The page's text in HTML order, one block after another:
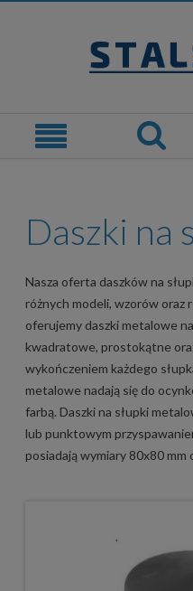
Daszki na
Nasza oferta daszków na
różnych modeli, wzorów oraz
oferujemy daszki metalowe
kwadratowe, prostokątne
wykończeniem każdego
metalowe nadają się do
farbą. Daszki na słupki
lub punktowym
posiadają wymiary 80x80 mm